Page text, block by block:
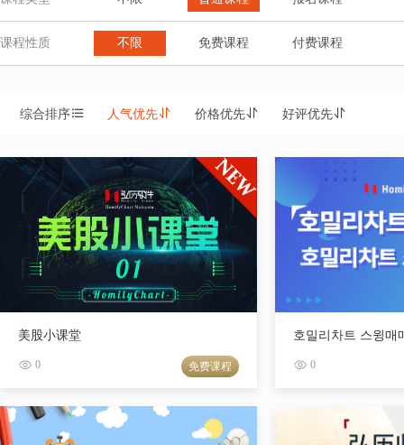
课程性质 不限 免费课程 付费课程
综合排序 人气优先 价格优先 好评优先
美股小课堂
0 免费课程
호밀리차트 스윙매
0